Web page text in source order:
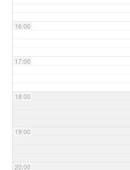
16:00
17:00
18:00
19:00
20:00